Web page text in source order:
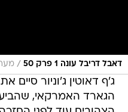
דאבל דריבל עונה 1 פרק 50 /
ג'ף דאוטין ג'וניור סיים
הגארד האמרקאי,